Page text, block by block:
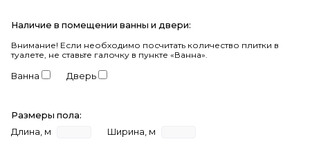
Наличие в помещении ванны и двери:
Внимание! Если необходимо посчитать количество плитки в
туалете, не ставьте галочку в пункте «Ванна».
Ванна Дверь
Размеры пола:
Длина, м
Ширина, м